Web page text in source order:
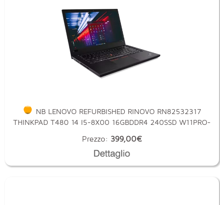
NB LENOVO REFURBISHED RINOVO RN82532317
THINKPAD T480 14 I5-8X00 16GBDDR4 240SSD W11PRO-
Prezzo: 399,00€